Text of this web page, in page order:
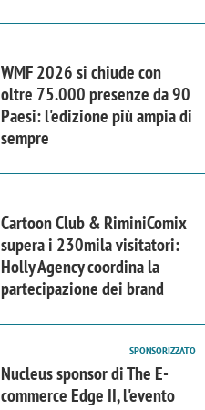
WMF 2026 si chiude con
oltre 75.000 presenze da 90
Paesi: l'edizione più ampia di
sempre
Cartoon Club & RiminiComix
supera i 230mila visitatori:
Holly Agency coordina la
partecipazione dei brand
SPONSORIZZATO
Nucleus sponsor di The E-
commerce Edge II, l'evento